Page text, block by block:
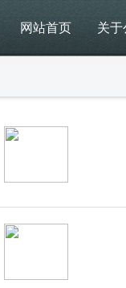
网站首页 关于